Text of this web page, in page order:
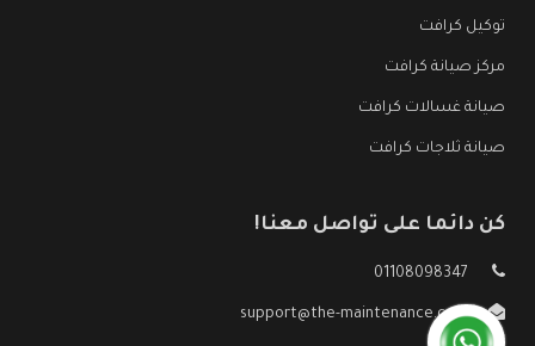
توكيل كرافت
مركز صيانة كرافت
صيانة غسالات كرافت
صيانة ثلاجات كرافت
كن دائما على تواصل معنا!
01108098347
support@the-maintenance.com